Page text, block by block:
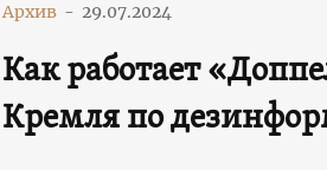
Архив - 29.07.2024
Как работает
Кремля по